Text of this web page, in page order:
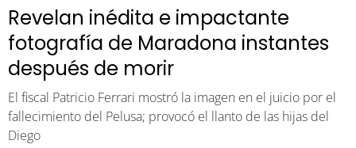
Revelan inédita e impactante
fotografía de Maradona instantes
después de morir
El fiscal Patricio Ferrari mostró la imagen en el juicio por el
fallecimiento del Pelusa; provocó el llanto de las hijas del
Diego